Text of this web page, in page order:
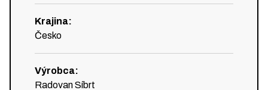
Krajina:
Česko
Výrobca:
Radovan Síbrt